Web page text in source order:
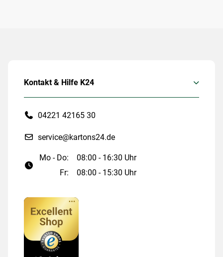
Kontakt & Hilfe K24
04221 42165 30
service@kartons24.de
Mo - Do:
08:00 - 16:30 Uhr
Fr:
08:00 - 15:30 Uhr